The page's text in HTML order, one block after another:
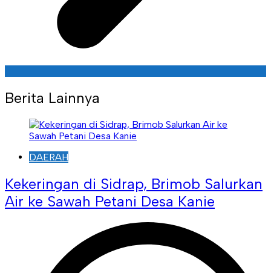
Berita Lainnya
DAERAH
Kekeringan di Sidrap, Brimob Salurkan
Air ke Sawah Petani Desa Kanie